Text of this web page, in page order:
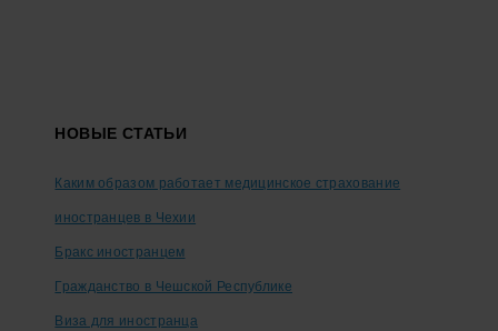
FooterНОВЫЕ СТАТЬИ
Каким образом работает медицинское страхование
иностранцев в Чехии
Бракс иностранцем
Гражданство в Чешской Республике
Виза для иностранца